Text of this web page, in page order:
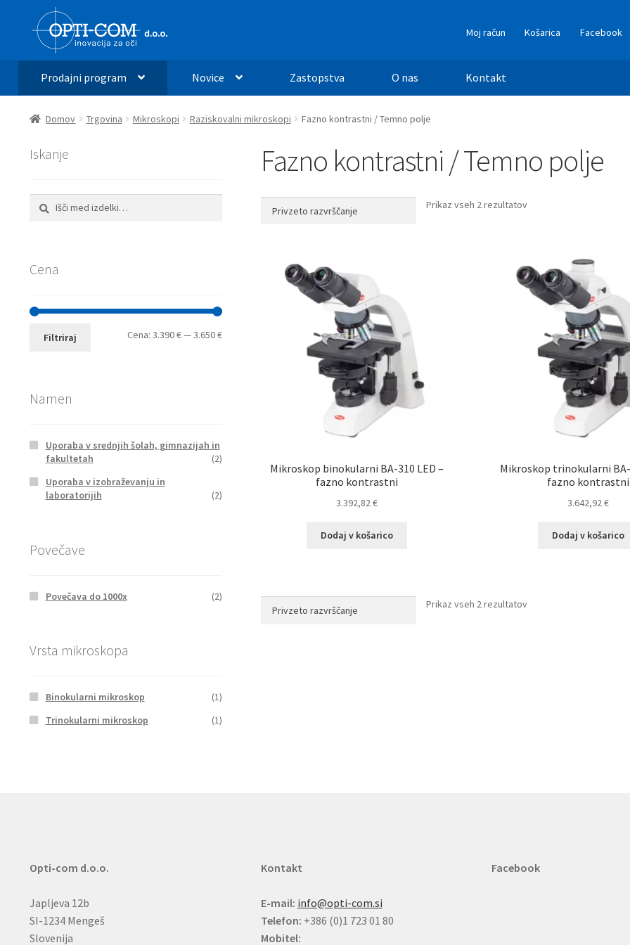
Skip
to
navigation
Skip
to
content
Moj račun Košarica Facebook
Prodajni program Novice Zastopstva O nas Kontakt
Domov Trgovina Mikroskopi Raziskovalni mikroskopi Fazno kontrastni / Temno polje
Fazno kontrastni / Temno polje
Prikaz vseh 2 rezultatov
Mikroskop binokularni BA-310 LED –
fazno kontrastni
3.392,82€
Dodaj v košarico
Mikroskop trinokularni BA-
fazno kontrastni
3.642,92€
Dodaj v košarico
Prikaz vseh 2 rezultatov
Iskanje
Iskanje
Cena
Min
Max
Filtriraj Cena: 3.390 €—3.650 €
Namen
Uporaba v srednjih šolah, gimnazijah in
fakultetah
(2)
Uporaba v izobraževanju in
laboratorijih
(2)
Povečave
Povečava do 1000x (2)
Vrsta mikroskopa
Binokularni mikroskop
(1)
Trinokularni mikroskop
(1)
Opti-com d.o.o.
Japljeva 12b
SI-1234 Mengeš
Slovenija
Kontakt
E-mail: info@opti-com.si
Telefon: +386 (0)1 723 01 80
Mobitel:
Facebook